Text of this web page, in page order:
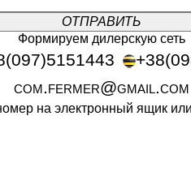
Формируем дилерскую сеть
com.fermer@gmail.com
на электронный ящик